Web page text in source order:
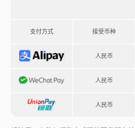
支付方式 接受币种
人民币
人民币
人民币